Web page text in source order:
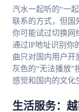
汽水一起听的“一
联系的方式，但国
你可能试过切换
通过IP地址识别你
曲只对国内用户开
灰色的“无法播放”
感觉和国内的文化
生活服务：